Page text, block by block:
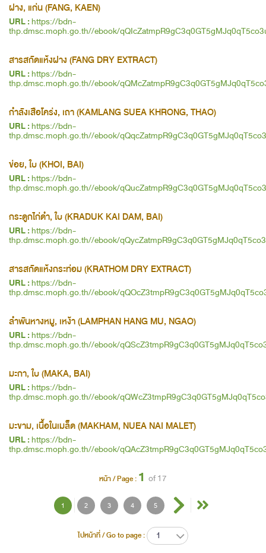
ฝาง, แก่น (FANG, KAEN)
URL :https://bdn-
thp.dmsc.moph.go.th//ebook/
สารสกัดแห้งฝาง (FANG DRY EXTRACT)
URL :https://bdn-
thp.dmsc.moph.go.th//ebook/
กำลังเสือโคร่ง, เถา (KAMLANG SUEA KHRONG, THAO)
URL :https://bdn-
thp.dmsc.moph.go.th//ebook/
ข่อย, ใบ (KHOI, BAI)
URL :https://bdn-
thp.dmsc.moph.go.th//ebook/
กระดูกไก่ดำ, ใบ (KRADUK KAI DAM, BAI)
URL :https://bdn-
thp.dmsc.moph.go.th//ebook/
สารสกัดแห้งกระท่อม (KRATHOM DRY EXTRACT)
URL :https://bdn-
thp.dmsc.moph.go.th//ebook/
ลำพันหางหมู, เหง้า (LAMPHAN HANG MU, NGAO)
URL :https://bdn-
thp.dmsc.moph.go.th//ebook/
มะกา, ใบ (MAKA, BAI)
URL :https://bdn-
thp.dmsc.moph.go.th//ebook/
มะขาม, เนื้อในเมล็ด (MAKHAM, NUEA NAI MALET)
URL :https://bdn-
thp.dmsc.moph.go.th//ebook/
หน้า / Page : 1 of 17
1 2 3 4 5
ไปหน้าที่ / Go to page : 1